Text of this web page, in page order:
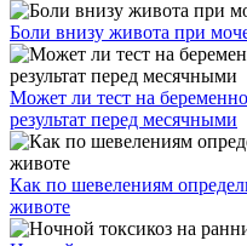
Боли внизу живота при
Может ли тест на
результат перед месячными
Как по шевелениям
животе